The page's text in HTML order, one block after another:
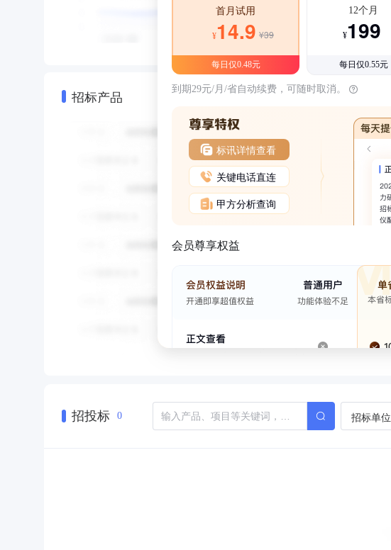
招标产品
首月试用
¥14.9 ¥39
每日仅0.48元
12个月
¥199
每日仅0.55元
到期29元/月/省自动续费，可随时取消。
标讯详情查看
关键电话直连
甲方分析查询
会员尊享权益
招投标 0 招标单位